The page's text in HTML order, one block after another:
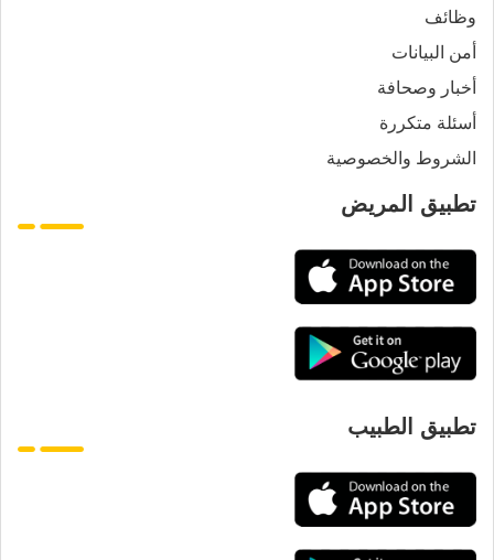
وظائف
أمن البيانات
أخبار وصحافة
أسئلة متكررة
الشروط والخصوصية
تطبيق المريض
تطبيق الطبيب